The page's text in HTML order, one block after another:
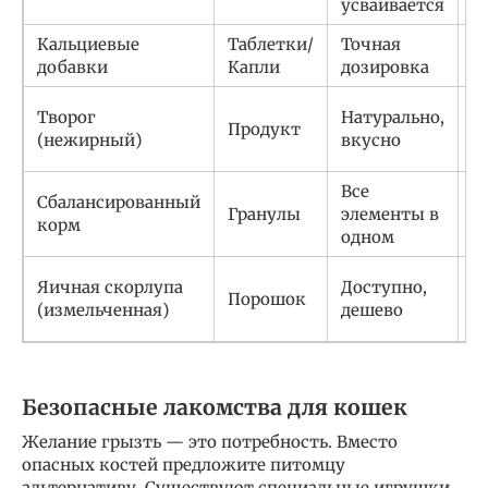
усваивается
Кальциевые
добавки
Таблетки/
Капли
Точная
дозировка
Творог
(нежирный)
Продукт
Натурально,
вкусно
Сбалансированный
корм
Гранулы
Все
элементы в
одном
Яичная скорлупа
(измельченная)
Порошок
Доступно,
дешево
Безопасные лакомства для кошек
Желание грызть — это потребность. Вместо
опасных костей предложите питомцу